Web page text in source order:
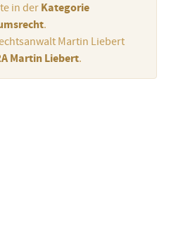
in der Kategorie
.
Martin Liebert
Martin Liebert.